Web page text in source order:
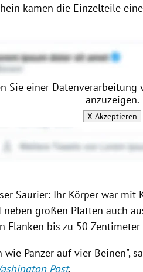
kamen die Einzelteile
Sie einer Datenverarbeitung
anzuzeigen.
X Akzeptieren
Saurier: Ihr Körper war mit
neben großen Platten auch
Flanken bis zu 50 Zentimeter
wie Panzer auf vier Beinen",
Post.